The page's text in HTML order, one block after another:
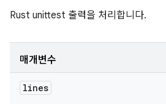
Rust unittest 출력을 처리합니다.
매개변수
lines